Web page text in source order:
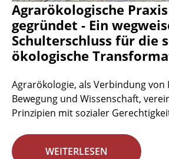
Agrarökologische
gegründet - Ein
Schulterschluss für die
ökologische
Agrarökologie, als Verbindung von
Bewegung und Wissenschaft,
Prinzipien mit sozialer
WEITERLESEN